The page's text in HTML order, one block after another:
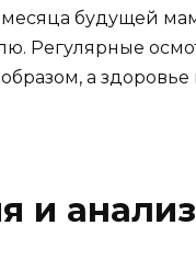
будущей
Регулярные
а здоровье
и